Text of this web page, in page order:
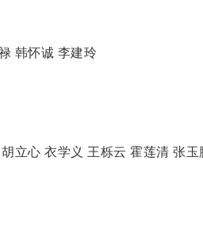
韩怀诚 李建玲
心 衣学义 王栎云 霍莲清 张玉